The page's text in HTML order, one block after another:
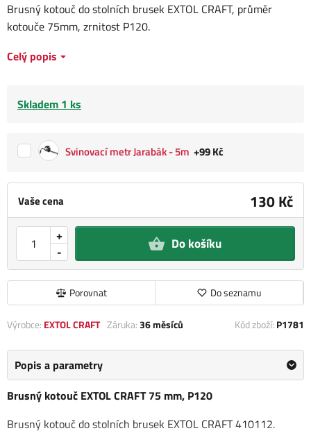
Vaše cena 130 Kč
-
+ Do košíku
Porovnat Do seznamu
Brusný kotouč do stolních brusek EXTOL CRAFT, průměr
kotouče 75mm, zrnitost P120.
Celý popis
Skladem 1 ks
Svinovací metr Jarabák - 5m +99 Kč
Výrobce: EXTOL CRAFT Záruka:36 měsíců Kód zboží: P1781
Popis a parametry
Brusný kotouč EXTOL CRAFT 75 mm, P120
Brusný kotouč do stolních brusek EXTOL CRAFT 410112.